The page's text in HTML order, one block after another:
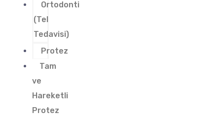
Ortodonti
(Tel
Tedavisi)
Protez
Tam
ve
Hareketli
Protez